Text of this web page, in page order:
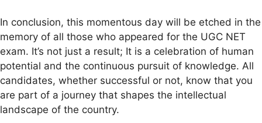
In conclusion, this momentous day will be etched in the
memory of all those who appeared for the UGC NET
exam. It’s not just a result; It is a celebration of human
potential and the continuous pursuit of knowledge. All
candidates, whether successful or not, know that you
are part of a journey that shapes the intellectual
landscape of the country.